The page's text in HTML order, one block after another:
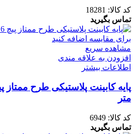
کد کالا: 18281
تماس بگیرید
برای مقایسه اضافه کنید
مشاهده سریع
افزودن به علاقه مندی
اطلاعات بیشتر
متر
کد کالا: 6949
تماس بگیرید